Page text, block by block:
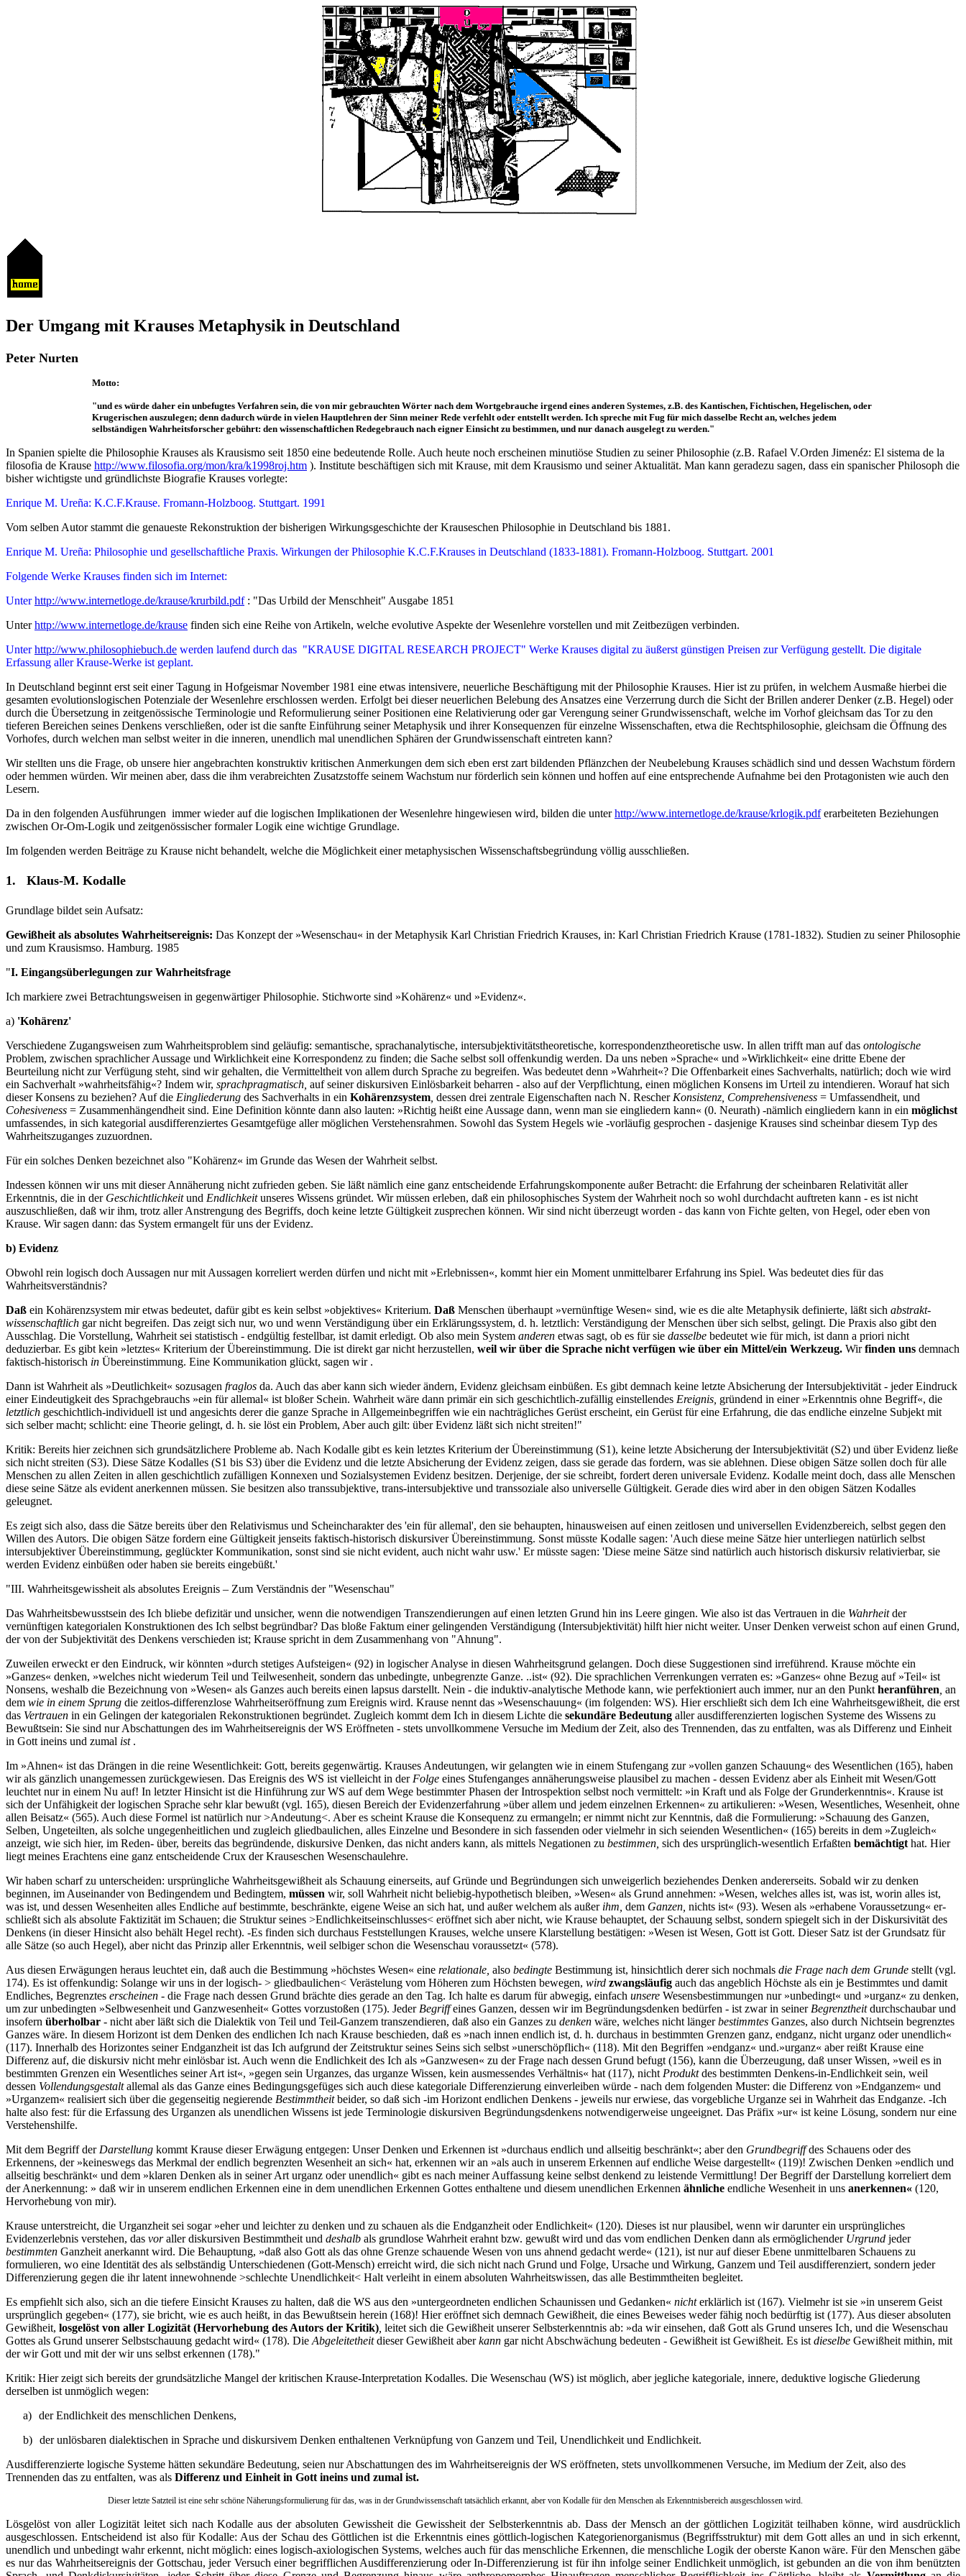
Der Umgang mit Krauses Metaphysik in Deutschland
Peter Nurten
Motto:
"und es würde daher ein unbefugtes Verfahren sein, die von mir gebrauchten Wörter nach dem Wortgebrauche irgend eines anderen Systemes, z.B. des Kantischen, Fichtischen, Hegelischen, oder
Krugerischen auszulegen; denn dadurch würde in vielen Hauptlehren der Sinn meiner Rede verfehlt oder entstellt werden. Ich spreche mit Fug für mich dasselbe Recht an, welches jedem
selbständigen Wahrheitsforscher gebührt: den wissenschaftlichen Redegebrauch nach eigner Einsicht zu bestimmen, und nur danach ausgelegt zu werden."
In Spanien spielte die Philosophie Krauses als Krausismo seit 1850 eine bedeutende Rolle. Auch heute noch erscheinen minutiöse Studien zu seiner Philosophie (z.B. Rafael V.Orden Jimenéz: El sistema de la
filosofia de Krause http://www.filosofia.org/mon/kra/k1998roj.htm ). Institute beschäftigen sich mit Krause, mit dem Krausismo und seiner Aktualität. Man kann geradezu sagen, dass ein spanischer Philosoph die
bisher wichtigste und gründlichste Biografie Krauses vorlegte:
Enrique M. Ureña: K.C.F.Krause. Fromann-Holzboog. Stuttgart. 1991
Vom selben Autor stammt die genaueste Rekonstruktion der bisherigen Wirkungsgeschichte der Krauseschen Philosophie in Deutschland bis 1881.
Enrique M. Ureña: Philosophie und gesellschaftliche Praxis. Wirkungen der Philosophie K.C.F.Krauses in Deutschland (1833-1881). Fromann-Holzboog. Stuttgart. 2001
Folgende Werke Krauses finden sich im Internet:
Unterhttp://www.internetloge.de/krause/krurbild.pdf : "Das Urbild der Menschheit" Ausgabe 1851
Unterhttp://www.internetloge.de/krause finden sich eine Reihe von Artikeln, welche evolutive Aspekte der Wesenlehre vorstellen und mit Zeitbezügen verbinden.
Unterhttp://www.philosophiebuch.de werden laufend durch das "KRAUSE DIGITAL RESEARCH PROJECT" Werke Krauses digital zu äußerst günstigen Preisen zur Verfügung gestellt. Die digitale
Erfassung aller Krause-Werke ist geplant.
In Deutschland beginnt erst seit einer Tagung in Hofgeismar November 1981 eine etwas intensivere, neuerliche Beschäftigung mit der Philosophie Krauses. Hier ist zu prüfen, in welchem Ausmaße hierbei die
gesamten evolutionslogischen Potenziale der Wesenlehre erschlossen werden. Erfolgt bei dieser neuerlichen Belebung des Ansatzes eine Verzerrung durch die Sicht der Brillen anderer Denker (z.B. Hegel) oder
durch die Übersetzung in zeitgenössische Terminologie und Reformulierung seiner Positionen eine Relativierung oder gar Verengung seiner Grundwissenschaft, welche im Vorhof gleichsam das Tor zu den
tieferen Bereichen seines Denkens verschließen, oder ist die sanfte Einführung seiner Metaphysik und ihrer Konsequenzen für einzelne Wissenschaften, etwa die Rechtsphilosophie, gleichsam die Öffnung des
Vorhofes, durch welchen man selbst weiter in die inneren, unendlich mal unendlichen Sphären der Grundwissenschaft eintreten kann?
Wir stellten uns die Frage, ob unsere hier angebrachten konstruktiv kritischen Anmerkungen dem sich eben erst zart bildenden Pflänzchen der Neubelebung Krauses schädlich sind und dessen Wachstum fördern
oder hemmen würden. Wir meinen aber, dass die ihm verabreichten Zusatzstoffe seinem Wachstum nur förderlich sein können und hoffen auf eine entsprechende Aufnahme bei den Protagonisten wie auch den
Lesern.
Da in den folgenden Ausführungen immer wieder auf die logischen Implikationen der Wesenlehre hingewiesen wird, bilden die unterhttp://www.internetloge.de/krause/krlogik.pdferarbeiteten Beziehungen
zwischen Or-Om-Logik und zeitgenössischer formaler Logik eine wichtige Grundlage.
Im folgenden werden Beiträge zu Krause nicht behandelt, welche die Möglichkeit einer metaphysischen Wissenschaftsbegründung völlig ausschließen.
1. Klaus-M. Kodalle
Grundlage bildet sein Aufsatz:
Gewißheit als absolutes Wahrheitsereignis: Das Konzept der »Wesenschau« in der Metaphysik Karl Christian Friedrich Krauses, in: Karl Christian Friedrich Krause (1781-1832). Studien zu seiner Philosophie
und zum Krausismso. Hamburg. 1985
"I. Eingangsüberlegungen zur Wahrheitsfrage
Ich markiere zwei Betrachtungsweisen in gegenwärtiger Philosophie. Stichworte sind »Kohärenz« und »Evidenz«.
a) 'Kohärenz'
Verschiedene Zugangsweisen zum Wahrheitsproblem sind geläufig: semantische, sprachanalytische, intersubjektivitätstheoretische, korrespondenztheoretische usw. In allen trifft man auf das ontologische
Problem, zwischen sprachlicher Aussage und Wirklichkeit eine Korrespondenz zu finden; die Sache selbst soll offenkundig werden. Da uns neben »Sprache« und »Wirklichkeit« eine dritte Ebene der
Beurteilung nicht zur Verfügung steht, sind wir gehalten, die Vermitteltheit von allem durch Sprache zu begreifen. Was bedeutet denn »Wahrheit«? Die Offenbarkeit eines Sachverhalts, natürlich; doch wie wird
ein Sachverhalt »wahrheitsfähig«? Indem wir, sprachpragmatisch, auf seiner diskursiven Einlösbarkeit beharren - also auf der Verpflichtung, einen möglichen Konsens im Urteil zu intendieren. Worauf hat sich
dieser Konsens zu beziehen? Auf die Eingliederung des Sachverhalts in ein Kohärenzsystem dessen drei zentrale Eigenschaften nach N. Rescher Konsistenz, Comprehensiveness = Umfassendheit, und
Cohesiveness = Zusammenhängendheit sind. Eine Definition könnte dann also lauten: »Richtig heißt eine Aussage dann, wenn man sie eingliedern kann« (0. Neurath) -nämlich eingliedern kann in ein möglichst
umfassendes, in sich kategorial ausdifferenziertes Gesamtgefüge aller möglichen Verstehensrahmen. Sowohl das System Hegels wie -vorläufig gesprochen - dasjenige Krauses sind scheinbar diesem Typ des
Wahrheitszuganges zuzuordnen.
Für ein solches Denken bezeichnet also "Kohärenz« im Grunde das Wesen der Wahrheit selbst.
Indessen können wir uns mit dieser Annäherung nicht zufrieden geben. Sie läßt nämlich eine ganz entscheidende Erfahrungskomponente außer Betracht: die Erfahrung der scheinbaren Relativität aller
Erkenntnis, die in der Geschichtlichkeitund Endlichkeitunseres Wissens gründet. Wir müssen erleben, daß ein philosophisches System der Wahrheit noch so wohl durchdacht auftreten kann - es ist nicht
auszuschließen, daß wir ihm, trotz aller Anstrengung des Begriffs, doch keine letzte Gültigkeit zusprechen können. Wir sind nicht überzeugt worden - das kann von Fichte gelten, von Hegel, oder eben von
Krause. Wir sagen dann: das System ermangelt für uns der Evidenz.
b) Evidenz
Obwohl rein logisch doch Aussagen nur mit Aussagen korreliert werden dürfen und nicht mit »Erlebnissen«, kommt hier ein Moment unmittelbarer Erfahrung ins Spiel. Was bedeutet dies für das
Wahrheitsverständnis?
Daß ein Kohärenzsystem mir etwas bedeutet, dafür gibt es kein selbst »objektives« Kriterium. Daß Menschen überhaupt »vernünftige Wesen« sind, wie es die alte Metaphysik definierte, läßt sich abstrakt-
wissenschaftlich gar nicht begreifen. Das zeigt sich nur, wo und wenn Verständigung über ein Erklärungssystem, d. h. letztlich: Verständigung der Menschen über sich selbst, gelingt. Die Praxis also gibt den
Ausschlag. Die Vorstellung, Wahrheit sei statistisch - endgültig festellbar, ist damit erledigt. Ob also mein System anderen etwas sagt, ob es für sie dasselbe bedeutet wie für mich, ist dann a priori nicht
deduzierbar. Es gibt kein »letztes« Kriterium der Übereinstimmung. Die ist direkt gar nicht herzustellen, weil wir über die Sprache nicht verfügen wie über ein Mittel/ein Werkzeug. Wirfinden uns demnach
faktisch-historisch in Übereinstimmung. Eine Kommunikation glückt, sagen wir .
Dann ist Wahrheit als »Deutlichkeit« sozusagen fraglos da. Auch das aber kann sich wieder ändern, Evidenz gleichsam einbüßen. Es gibt demnach keine letzte Absicherung der Intersubjektivität - jeder Eindruck
einer Eindeutigkeit des Sprachgebrauchs »ein für allemal« ist bloßer Schein. Wahrheit wäre dann primär ein sich geschichtlich-zufällig einstellendes Ereignis, gründend in einer »Erkenntnis ohne Begriff«, die
letztlich geschichtlich-individuell ist und angesichts derer die ganze Sprache in Allgemeinbegriffen wie ein nachträgliches Gerüst erscheint, ein Gerüst für eine Erfahrung, die das endliche einzelne Subjekt mit
sich selber macht; schlicht: eine Theorie gelingt, d. h. sie löst ein Problem, Aber auch gilt: über Evidenz läßt sich nicht streiten!"
Kritik: Bereits hier zeichnen sich grundsätzlichere Probleme ab. Nach Kodalle gibt es kein letztes Kriterium der Übereinstimmung (S1), keine letzte Absicherung der Intersubjektivität (S2) und über Evidenz ließe
sich nicht streiten (S3). Diese Sätze Kodalles (S1 bis S3) über die Evidenz und die letzte Absicherung der Evidenz zeigen, dass sie gerade das fordern, was sie ablehnen. Diese obigen Sätze sollen doch für alle
Menschen zu allen Zeiten in allen geschichtlich zufälligen Konnexen und Sozialsystemen Evidenz besitzen. Derjenige, der sie schreibt, fordert deren universale Evidenz. Kodalle meint doch, dass alle Menschen
diese seine Sätze als evident anerkennen müssen. Sie besitzen also transsubjektive, trans-intersubjektive und transsoziale also universelle Gültigkeit. Gerade dies wird aber in den obigen Sätzen Kodalles
geleugnet.
Es zeigt sich also, dass die Sätze bereits über den Relativismus und Scheincharakter des 'ein für allemal', den sie behaupten, hinausweisen auf einen zeitlosen und universellen Evidenzbereich, selbst gegen den
Willen des Autors. Die obigen Sätze fordern eine Gültigkeit jenseits faktisch-historisch diskursiver Übereinstimmung. Sonst müsste Kodalle sagen: 'Auch diese meine Sätze hier unterliegen natürlich selbst
intersubjektiver Übereinstimmung, geglückter Kommunikation, sonst sind sie nicht evident, auch nicht wahr usw.' Er müsste sagen: 'Diese meine Sätze sind natürlich auch historisch diskursiv relativierbar, sie
werden Evidenz einbüßen oder haben sie bereits eingebüßt.'
"III. Wahrheitsgewissheit als absolutes Ereignis – Zum Verständnis der "Wesenschau"
Das Wahrheitsbewusstsein des Ich bliebe defizitär und unsicher, wenn die notwendigen Transzendierungen auf einen letzten Grund hin ins Leere gingen. Wie also ist das Vertrauen in die Wahrheitder
vernünftigen kategorialen Konstruktionen des Ich selbst begründbar? Das bloße Faktum einer gelingenden Verständigung (Intersubjektivität) hilft hier nicht weiter. Unser Denken verweist schon auf einen Grund,
der von der Subjektivität des Denkens verschieden ist; Krause spricht in dem Zusammenhang von "Ahnung".
Zuweilen erweckt er den Eindruck, wir könnten »durch stetiges Aufsteigen« (92) in logischer Analyse in diesen Wahrheitsgrund gelangen. Doch diese Suggestionen sind irreführend. Krause möchte ein
»Ganzes« denken, »welches nicht wiederum Teil und Teilwesenheit, sondern das unbedingte, unbegrenzte Ganze. ..ist« (92). Die sprachlichen Verrenkungen verraten es: »Ganzes« ohne Bezug auf »Teil« ist
Nonsens, weshalb die Bezeichnung von »Wesen« als Ganzes auch bereits einen lapsus darstellt. Nein - die induktiv-analytische Methode kann, wie perfektioniert auch immer, nur an den Punkt heranführen an
dem wie in einem Sprung die zeitlos-differenzlose Wahrheitseröffnung zum Ereignis wird. Krause nennt das »Wesenschauung« (im folgenden: WS). Hier erschließt sich dem Ich eine Wahrheitsgewißheit, die erst
das Vertrauen in ein Gelingen der kategorialen Rekonstruktionen begründet. Zugleich kommt dem Ich in diesem Lichte die sekundäre Bedeutung aller ausdifferenzierten logischen Systeme des Wissens zu
Bewußtsein: Sie sind nur Abschattungen des im Wahrheitsereignis der WS Eröffneten - stets unvollkommene Versuche im Medium der Zeit, also des Trennenden, das zu entfalten, was als Differenz und Einheit
in Gott ineins und zumal ist .
Im »Ahnen« ist das Drängen in die reine Wesentlichkeit: Gott, bereits gegenwärtig. Krauses Andeutungen, wir gelangten wie in einem Stufengang zur »vollen ganzen Schauung« des Wesentlichen (165), haben
wir als gänzlich unangemessen zurückgewiesen. Das Ereignis des WS ist vielleicht in der Folge eines Stufenganges annäherungsweise plausibel zu machen - dessen Evidenz aber als Einheit mit Wesen/Gott
leuchtet nur in einem Nu auf! In letzter Hinsicht ist die Hinführung zur WS auf dem Wege bestimmter Phasen der Introspektion selbst noch vermittelt: »in Kraft und als Folge der Grunderkenntnis«. Krause ist
sich der Unfähigkeit der logischen Sprache sehr klar bewußt (vgl. 165), diesen Bereich der Evidenzerfahrung »über allem und jedem einzelnen Erkennen« zu artikulieren: »Wesen, Wesentliches, Wesenheit, ohne
allen Beisatz« (565). Auch diese Formel ist natürlich nur >Andeutung<. Aber es scheint Krause die Konsequenz zu ermangeln; er nimmt nicht zur Kenntnis, daß die Formulierung: »Schauung des Ganzen,
Selben, Ungeteilten, als solche ungegenheitlichen und zugleich gliedbaulichen, alles Einzelne und Besondere in sich fassenden oder vielmehr in sich seienden Wesentlichen« (165) bereits in dem »Zugleich«
anzeigt, wie sich hier, im Reden- über, bereits das begründende, diskursive Denken, das nicht anders kann, als mittels Negationen zu bestimmen, sich des ursprünglich-wesentlich Erfaßten bemächtigt hat. Hier
liegt meines Erachtens eine ganz entscheidende Crux der Krauseschen Wesenschaulehre.
Wir haben scharf zu unterscheiden: ursprüngliche Wahrheitsgewißheit als Schauung einerseits, auf Gründe und Begründungen sich unweigerlich beziehendes Denken andererseits. Sobald wir zu denken
beginnen, im Auseinander von Bedingendem und Bedingtem, müssen wir, soll Wahrheit nicht beliebig-hypothetisch bleiben, »Wesen« als Grund annehmen: »Wesen, welches alles ist, was ist, worin alles ist,
was ist, und dessen Wesenheiten alles Endliche auf bestimmte, beschränkte, eigene Weise an sich hat, und außer welchem als außer ihm, dem Ganzen, nichts ist« (93). Wesen als »erhabene Voraussetzung« er-
schließt sich als absolute Faktizität im Schauen; die Struktur seines >Endlichkeitseinschlusses< eröffnet sich aber nicht, wie Krause behauptet, der Schauung selbst, sondern spiegelt sich in der Diskursivität des
Denkens (in dieser Hinsicht also behält Hegel recht). -Es finden sich durchaus Feststellungen Krauses, welche unsere Klarstellung bestätigen: »Wesen ist Wesen, Gott ist Gott. Dieser Satz ist der Grundsatz für
alle Sätze (so auch Hegel), aber nicht das Prinzip aller Erkenntnis, weil selbiger schon die Wesenschau voraussetzt« (578).
Aus diesen Erwägungen heraus leuchtet ein, daß auch die Bestimmung »höchstes Wesen« eine relationale, also bedingte Bestimmung ist, hinsichtlich derer sich nochmals die Frage nach dem Grunde stellt (vgl.
174). Es ist offenkundig: Solange wir uns in der logisch- > gliedbaulichen< Verästelung vom Höheren zum Höchsten bewegen, wird zwangsläufig auch das angeblich Höchste als ein je Bestimmtes und damit
Endliches, Begrenztes erscheinen - die Frage nach dessen Grund brächte dies gerade an den Tag. Ich halte es darum für abwegig, einfach unsere Wesensbestimmungen nur »unbedingt« und »urganz« zu denken,
um zur unbedingten »Selbwesenheit und Ganzwesenheit« Gottes vorzustoßen (175). Jeder Begriffeines Ganzen, dessen wir im Begründungsdenken bedürfen - ist zwar in seiner Begrenztheitdurchschaubar und
insofern überholbar - nicht aber läßt sich die Dialektik von Teil und Teil-Ganzem transzendieren, daß also ein Ganzes zu denken wäre, welches nicht längerbestimmtes Ganzes, also durch Nichtsein begrenztes
Ganzes wäre. In diesem Horizont ist dem Denken des endlichen Ich nach Krause beschieden, daß es »nach innen endlich ist, d. h. durchaus in bestimmten Grenzen ganz, endganz, nicht urganz oder unendlich«
(117). Innerhalb des Horizontes seiner Endganzheit ist das Ich aufgrund der Zeitstruktur seines Seins sich selbst »unerschöpflich« (118). Mit den Begriffen »endganz« und.»urganz« aber reißt Krause eine
Differenz auf, die diskursiv nicht mehr einlösbar ist. Auch wenn die Endlichkeit des Ich als »Ganzwesen« zu der Frage nach dessen Grund befugt (156), kann die Überzeugung, daß unser Wissen, »weil es in
bestimmten Grenzen ein Wesentliches seiner Art ist«, »gegen sein Urganzes, das urganze Wissen, kein ausmessendes Verhältnis« hat (117), nicht Produktdes bestimmten Denkens-in-Endlichkeit sein, weil
dessen Vollendungsgestaltallemal als das Ganze eines Bedingungsgefüges sich auch diese kategoriale Differenzierung einverleiben würde - nach dem folgenden Muster: die Differenz von »Endganzem« und
»Urganzem« realisiert sich über die gegenseitig negierende Bestimmtheitbeider, so daß sich -im Horizont endlichen Denkens - jeweils nur erwiese, das vorgebliche Urganze sei in Wahrheit das Endganze. -Ich
halte also fest: für die Erfassung des Urganzen als unendlichen Wissens ist jede Terminologie diskursiven Begründungsdenkens notwendigerweise ungeeignet. Das Präfix »ur« ist keine Lösung, sondern nur eine
Verstehenshilfe.
Mit dem Begriff der Darstellung kommt Krause dieser Erwägung entgegen: Unser Denken und Erkennen ist »durchaus endlich und allseitig beschränkt«; aber den Grundbegriffdes Schauens oder des
Erkennens, der »keineswegs das Merkmal der endlich begrenzten Wesenheit an sich« hat, erkennen wir an »als auch in unserem Erkennen auf endliche Weise dargestellt« (119)! Zwischen Denken »endlich und
allseitig beschränkt« und dem »klaren Denken als in seiner Art urganz oder unendlich« gibt es nach meiner Auffassung keine selbst denkend zu leistende Vermittlung! Der Begriff der Darstellung korreliert dem
der Anerkennung: » daß wir in unserem endlichen Erkennen eine in dem unendlichen Erkennen Gottes enthaltene und diesem unendlichen Erkennen ähnliche endliche Wesenheit in uns anerkennen« (120,
Hervorhebung von mir).
Krause unterstreicht, die Urganzheit sei sogar »eher und leichter zu denken und zu schauen als die Endganzheit oder Endlichkeit« (120). Dieses ist nur plausibel, wenn wir darunter ein ursprüngliches
Evidenzerlebnis verstehen, das voraller diskursiven Bestimmtheit und deshalb als grundlose Wahrheit erahnt bzw. gewußt wird und das vom endlichen Denken dann als ermöglichender Urgrund jeder
bestimmten Ganzheit anerkannt wird. Die Behauptung, »daß also Gott als das ohne Grenze schauende Wesen von uns ahnend gedacht werde« (121), ist nur auf dieser Ebene unmittelbaren Schauens zu
formulieren, wo eine Identität des als selbständig Unterschiedenen (Gott-Mensch) erreicht wird, die sich nicht nach Grund und Folge, Ursache und Wirkung, Ganzem und Teil ausdifferenziert, sondern jeder
Differenzierung gegen die ihr latent innewohnende >schlechte Unendlichkeit< Halt verleiht in einem absoluten Wahrheitswissen, das alle Bestimmtheiten begleitet.
Es empfiehlt sich also, sich an die tiefere Einsicht Krauses zu halten, daß die WS aus den »untergeordneten endlichen Schaunissen und Gedanken« nichterklärlich ist (167). Vielmehr ist sie »in unserem Geist
ursprünglich gegeben« (177), sie bricht, wie es auch heißt, in das Bewußtsein herein (168)! Hier eröffnet sich demnach Gewißheit, die eines Beweises weder fähig noch bedürftig ist (177). Aus dieser absoluten
Gewißheit, losgelöst von aller Logizität (Hervorhebung des Autors der Kritik) leitet sich die Gewißheit unserer Selbsterkenntnis ab: »da wir einsehen, daß Gott als Grund unseres Ich, und die Wesenschau
Gottes als Grund unserer Selbstschauung gedacht wird« (178). Die Abgeleitetheitdieser Gewißheit aberkann gar nicht Abschwächung bedeuten - Gewißheit ist Gewißheit. Es ist dieselbe Gewißheit mithin, mit
der wir Gott und mit der wir uns selbst erkennen (178)."
Kritik: Hier zeigt sich bereits der grundsätzliche Mangel der kritischen Krause-Interpretation Kodalles. Die Wesenschau (WS) ist möglich, aber jegliche kategoriale, innere, deduktive logische Gliederung
derselben ist unmöglich wegen:
a) der Endlichkeit des menschlichen Denkens,
b) der unlösbaren dialektischen in Sprache und diskursivem Denken enthaltenen Verknüpfung von Ganzem und Teil, Unendlichkeit und Endlichkeit.
Ausdifferenzierte logische Systeme hätten sekundäre Bedeutung, seien nur Abschattungen des im Wahrheitsereignis der WS eröffneten, stets unvollkommenen Versuche, im Medium der Zeit, also des
Trennenden das zu entfalten, was als Differenz und Einheit in Gott ineins und zumal ist.
Dieser letzte Satzteil ist eine sehr schöne Näherungsformulierung für das, was in der Grundwissenschaft tatsächlich erkannt, aber von Kodalle für den Menschen als Erkenntnisbereich ausgeschlossen wird.
Lösgelöst von aller Logizität leitet sich nach Kodalle aus der absoluten Gewissheit die Gewissheit der Selbsterkenntnis ab. Dass der Mensch an der göttlichen Logizität teilhaben könne, wird ausdrücklich
ausgeschlossen. Entscheidend ist also für Kodalle: Aus der Schau des Göttlichen ist die Erkenntnis eines göttlich-logischen Kategorienorganismus (Begriffsstruktur) mit dem Gott alles an und in sich erkennt,
unendlich und unbedingt wahr erkennt, nicht möglich: eines logisch-axiologischen Systems, welches auch für das menschliche Erkennen, die menschliche Logik der oberste Kanon wäre. Für den Menschen gäbe
es nur das Wahrheitsereignis der Gottschau, jeder Versuch einer begrifflichen Ausdifferenzierung oder In-Differenzierung ist für ihn infolge seiner Endlichkeit unmöglich, ist gebunden an die von ihm benützten